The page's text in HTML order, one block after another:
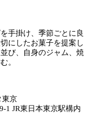
手掛け、季節ごとに良
にしたお菓子を提案し
び、自身のジャム、焼
。
東京
1 JR東日本東京駅構内